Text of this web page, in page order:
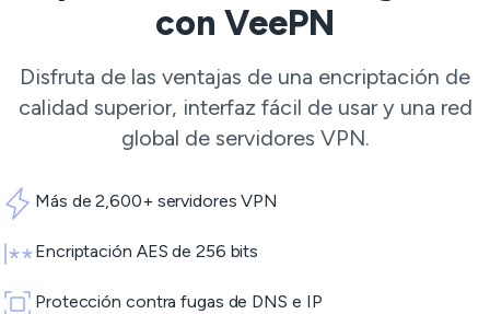
con VeePN
Disfruta de las ventajas de una encriptación de
calidad superior, interfaz fácil de usar y una red
global de servidores VPN.
Más de 2,600+ servidores VPN
Encriptación AES de 256 bits
Protección contra fugas de DNS e IP